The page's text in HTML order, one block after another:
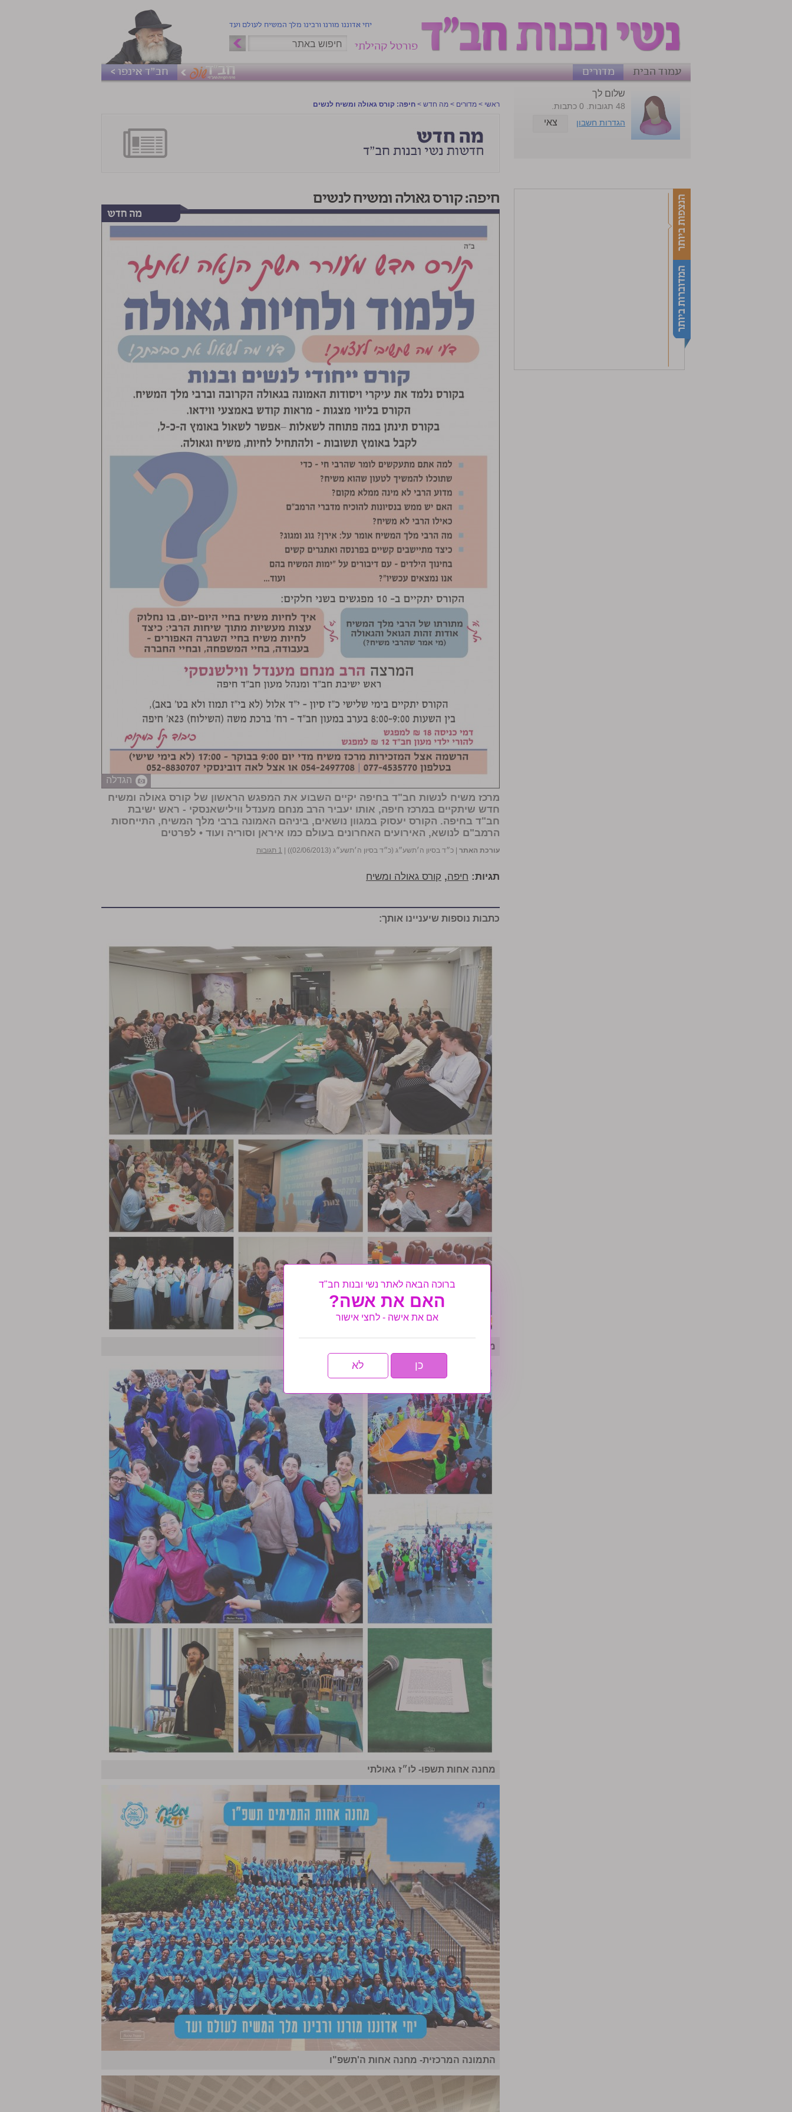
יחי אדוננו מורנו ורבינו מלך המשיח לעולם ועד
פורטל קהילתי
עמוד הבית
מדורים חב"ד אינפו >
ראשי > מדורים > מה חדש > חיפה: קורס גאולה ומשיח לנשים
חיפה: קורס גאולה ומשיח לנשים
הגדלה
מרכז משיח לנשות חב"ד בחיפה יקיים השבוע את המפגש הראשון של קורס גאולה ומשיח
חדש שיתקיים במרכז חיפה, אותו יעביר הרב מנחם מענדל ווילישאנסקי - ראש ישיבת
חב"ד בחיפה. הקורס יעסוק במגוון נושאים, ביניהם האמונה ברבי מלך המשיח, התייחסות
הרמב"ם לנושא, האירועים האחרונים בעולם כמו איראן וסוריה ועוד • לפרטים
עורכת האתר כ״ד בסיון ה׳תשע״ג (כ״ד בסיון ה׳תשע״ג (02/06/2013)) 1 תגובות
תגיות: חיפה, קורס גאולה ומשיח
כתבות נוספות שיעניינו אותך:
מחנה אחות המסורתי נפתח בסערה- גלריה שניה
מחנה אחות תשפו- לו״ז גאולתי
התמונה המרכזית- מחנה אחות ה'תשפ"ו
שלום לך
48 תגובות. 0 כתבות.
הגדרות חשבון
צאי
ברוכה הבאה לאתר נשי ובנות חב"ד
האם את אשה?
אם את אישה - לחצי אישור
כן לא